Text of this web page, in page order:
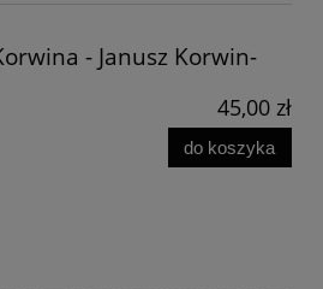
- Janusz Korwin-
45,00 zł
do koszyka